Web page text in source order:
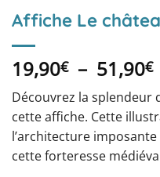
Affiche Le
19,90€ – 51,90€
Découvrez la splendeur
cette affiche. Cette
l’architecture
cette forteresse